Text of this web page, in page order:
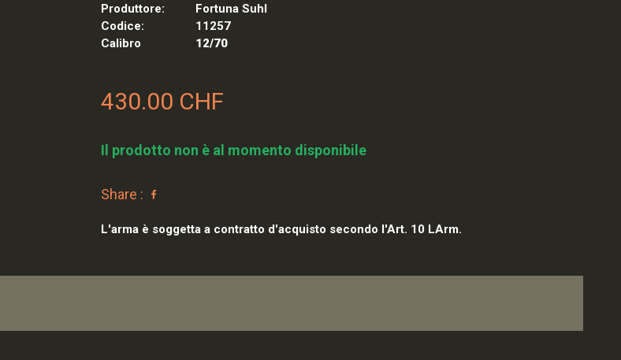
Produttore:
Fortuna Suhl
Codice:
11257
Calibro
12/70
430.00 CHF
Il prodotto non è al momento disponibile
Share :
L'arma è soggetta a contratto d'acquisto secondo l'Art. 10 LArm.